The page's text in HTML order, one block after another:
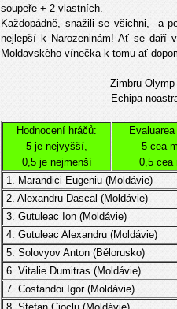
soupeře + 2 vlastních.
Každopádně, snažili se všichni, a
nejlepší k Narozeninám! Ať se daří
Moldavskèho vínečka k tomu ať
Zimbru
Echipa
Hodnocení hráčů:
5 je nejvyšší,
0,5 je nejmenší
5 cea
0,5 cea
1. Marandici Eugeniu (Moldávie)
2. Alexandru Dascal (Moldávie)
3. Gutuleac Ion (Moldávie)
4. Gutuleac Alexandru (Moldávie)
5. Solovyov Anton (Bělorusko)
6. Vitalie Dumitras (Moldávie)
7. Costandoi Igor (Moldávie)